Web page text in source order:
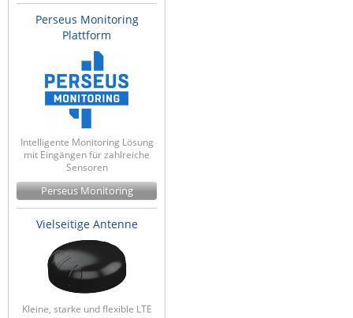
Perseus Monitoring
Plattform
Intelligente Monitoring Lösung
mit Eingängen für zahlreiche
Sensoren
Perseus Monitoring
Vielseitige Antenne
Kleine, starke und flexible LTE